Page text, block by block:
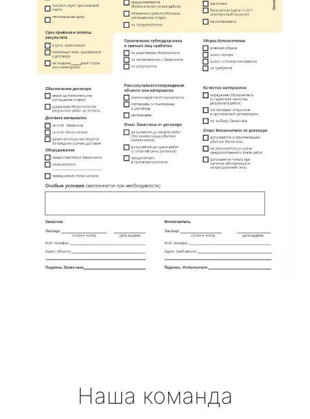
Наша команда